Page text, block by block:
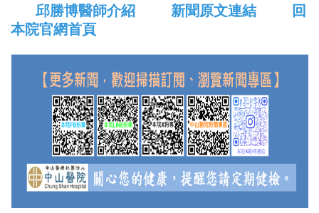
邱勝博醫師介紹
新聞原文連結
回
本院官網首頁